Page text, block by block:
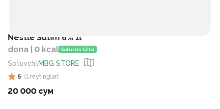
Nestle Sutim 6% 1l
dona | 0 kcal Sotuvda 12 ta
Sotuvchi:MBG STORE
5 (1 reytinglar)
20 000 сум